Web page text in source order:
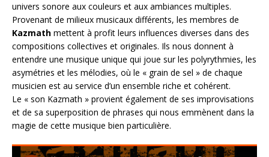
univers sonore aux couleurs et aux ambiances multiples.
Provenant de milieux musicaux différents, les membres de
Kazmath mettent à profit leurs influences diverses dans des
compositions collectives et originales. Ils nous donnent à
entendre une musique unique qui joue sur les polyrythmies, les
asymétries et les mélodies, où le « grain de sel » de chaque
musicien est au service d’un ensemble riche et cohérent.
Le « son Kazmath » provient également de ses improvisations
et de sa superposition de phrases qui nous emmènent dans la
magie de cette musique bien particulière.